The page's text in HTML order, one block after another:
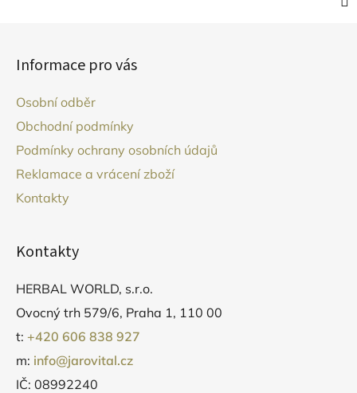
Informace pro vás
Osobní odběr
Obchodní podmínky
Podmínky ochrany osobních údajů
Reklamace a vrácení zboží
Kontakty
Kontakty
HERBAL WORLD, s.r.o.
Ovocný trh 579/6, Praha 1, 110 00
t: +420 606 838 927
m: info@jarovital.cz
IČ: 08992240